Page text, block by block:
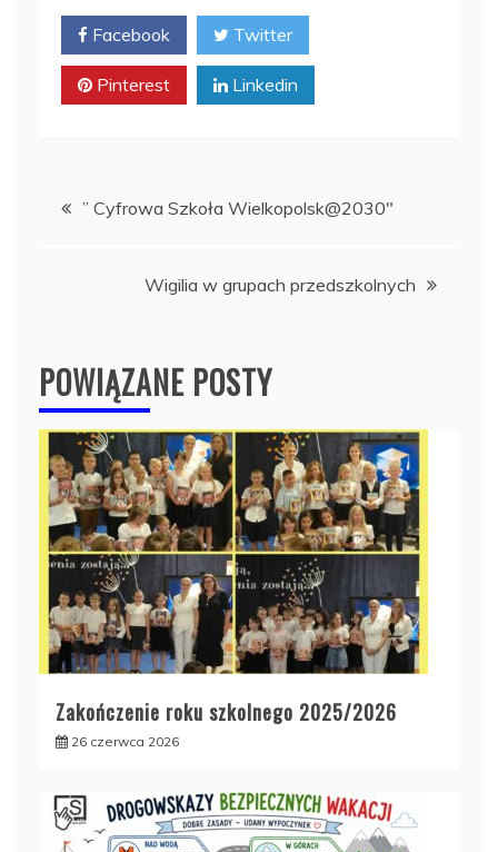
Facebook Twitter
Pinterest Linkedin
Nawigacja
” Cyfrowa Szkoła Wielkopolsk@2030″
Wigilia w grupach przedszkolnych
POWIĄZANE POSTY
Zakończenie roku szkolnego 2025/2026
26 czerwca 2026